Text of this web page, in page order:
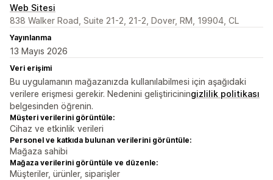
Web Sitesi
838 Walker Road, Suite 21-2, 21-2, Dover, RM, 19904, CL
Yayınlanma
13 Mayıs 2026
Veri erişimi
Bu uygulamanın mağazanızda kullanılabilmesi için aşağıdaki
verilere erişmesi gerekir. Nedenini geliştiriciningizlilik politikası
belgesinden öğrenin.
Müşteri verilerini görüntüle:
Cihaz ve etkinlik verileri
Personel ve katkıda bulunan verilerini görüntüle:
Mağaza sahibi
Mağaza verilerini görüntüle ve düzenle:
Müşteriler, ürünler, siparişler